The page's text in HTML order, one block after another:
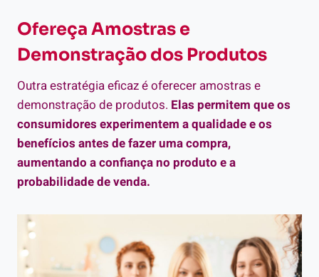
Ofereça Amostras e
Demonstração dos Produtos
Outra estratégia eficaz é oferecer amostras e
demonstração de produtos. Elas permitem que os
consumidores experimentem a qualidade e os
benefícios antes de fazer uma compra,
aumentando a confiança no produto e a
probabilidade de venda.